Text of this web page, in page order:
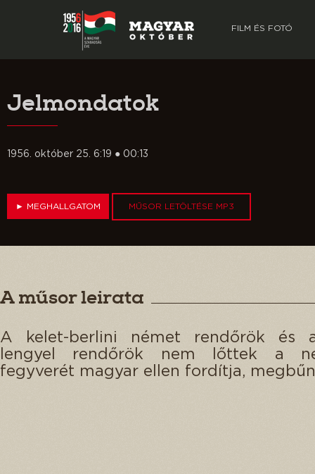
FILM ÉS FOTÓ
Jelmondatok
1956. október 25. 6:19 ● 00:13
► MEGHALLGATOM MŰSOR LETÖLTÉSE MP3
A műsor leirata
A kelet-berlini német rendőrök és
lengyel rendőrök nem lőttek a
fegyverét magyar ellen fordítja,